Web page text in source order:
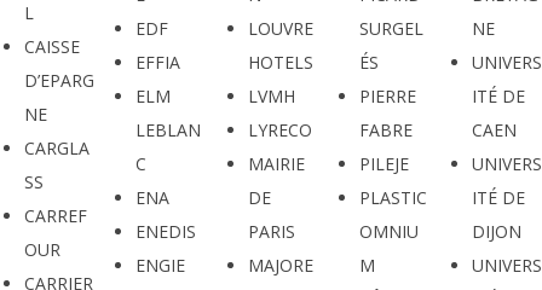
L
CAISSE
D’EPARG
NE
CARGLA
SS
CARREF
OUR
CARRIER
EDF
EFFIA
ELM
LEBLAN
C
ENA
ENEDIS
ENGIE
LOUVRE
HOTELS
LVMH
LYRECO
MAIRIE
DE
PARIS
MAJORE
SURGEL
ÉS
PIERRE
FABRE
PILEJE
PLASTIC
OMNIU
M
NE
UNIVERS
ITÉ DE
CAEN
UNIVERS
ITÉ DE
DIJON
UNIVERS